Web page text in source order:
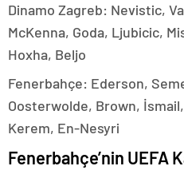
Dinamo Zagreb: Nevistic,
McKenna, Goda, Ljubicic,
Hoxha, Beljo
Fenerbahçe: Ederson,
Oosterwolde, Brown,
Kerem, En-Nesyri
Fenerbahçe’nin UEFA